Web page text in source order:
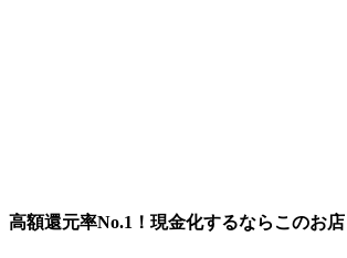
高額還元率No.1！現金化するならこのお店